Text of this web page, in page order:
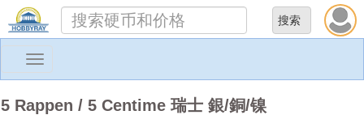
Toggle
5 Rappen / 5 Centime 瑞士 銀/銅/镍